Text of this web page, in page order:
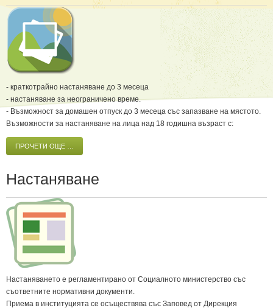
- краткотрайно настаняване до 3 месеца
- настаняване за неограничено време.
- Възможност за домашен отпуск до 3 месеца със запазване на мястото.
Възможности за настаняване на лица над 18 годишна възраст с:
ПРОЧЕТИ ОЩЕ …
Настаняване
Настаняването е регламентирано от Социалното министерство със
съответните нормативни документи.
Приема в институцията се осъществява със Заповед от Дирекция